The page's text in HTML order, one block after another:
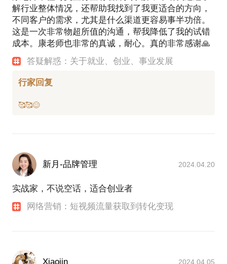
解行业整体情况，还帮助我找到了我更适合的方向，
不同客户的需求，尤其是什么渠道更容易事半功倍。
这是一次非常物超所值的沟通，帮我降低了我的试错
成本。康老师也非常的真诚，耐心。真的非常感谢🙏
答疑解惑：关于就业、创业、事业发展
行家回复
新月-品牌管理 2024.04.20
实战家，不说空话，适合创业者
网络营销：短视频流量获取到转化变现
Xiaojin 2024.04.05